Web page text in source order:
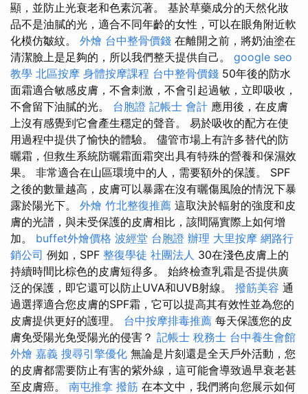
顯，並防止光衰老和色素沉著。 基於草藥成分的天然化妝
品不是油膩的光，適合不同年齡的女性，可以在眼角附近軟
化模仿皺紋。 外燴 台中整骨價錢 在離開之前，將奶油塗在
清潔臉上是足夠的，所以我們整天提供自己。 google seo
教學 北區按摩 身體按摩課程 台中整骨價錢 50年後的防水
面霜適合敏感皮膚，不會刺激，不會引起過敏，立即吸收，
不會留下油膩的光。 台胞證 記帳士 會計 應用後，在皮膚
上沒有感覺到它會產生穩定的聲音。 易於吸收的配方在使
用過程中提供了愉快的體驗。 儘管市場上有許多替代的防
曬霜，但救生系統防曬霜面霜突出具有特殊的營養和保濕效
果。 非常適合在山區環境中的人，需要額外的保護。 SPF
之後的數量越高，皮膚可以暴露在沒有曬傷風險的情況下暴
露於陽光下。 外燴 竹北整復推薦 這取決於輻射的強度和皮
膚的光譜，與未受保護的皮膚相比，該間隔實際上如何增
加。 buffet外燴價格 波經堂 台胞證 辦理 大里按摩 網路行
銷公司 例如，SPF 整復學徒 社團法人 30在淺色皮膚上的
持續時間比棕色的皮膚短得多。 始終檢查乳霜是否提供廣
泛的保護，即它還可以防止UVA和UVB射線。 撥筋美容 通
過選擇適合您皮膚的SPF霜，它可以提高其有效性並為您的
皮膚提供更好的護理。 台中按摩排毒推薦 每天保護您的皮
膚免受陽光免受陽光的侵害？ 記帳士 稅務士 台中養生會館
外燴 嘉義 搜尋引擎優化 無論是片刻還是全天戶外活動，您
的皮膚都需要防止有害的紫外線，這可能會導致過早衰老甚
至皮膚癌。 南屯推拿 撥筋 在本文中，我們將向您展示如何